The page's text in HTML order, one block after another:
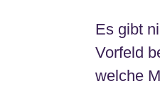
Es gibt
Vorfeld
welche